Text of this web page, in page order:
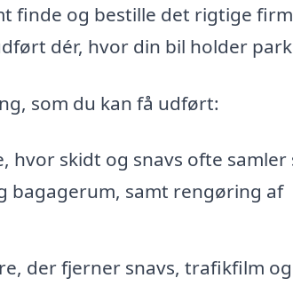
finde og bestille det rigtige
dér, hvor din bil holder
som du kan få udført:
hvor skidt og snavs ofte samler
bagagerum, samt rengøring af
der fjerner snavs, trafikfilm og